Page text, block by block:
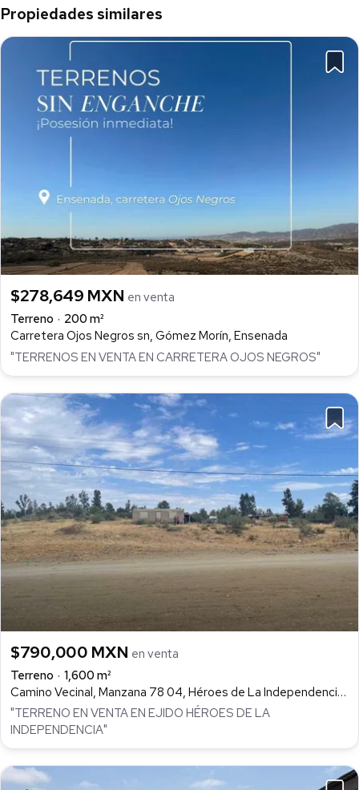
Propiedades similares
$278,649 MXN en venta
Terreno
200 m²
Carretera Ojos Negros sn, Gómez Morín, Ensenada
"TERRENOS EN VENTA EN CARRETERA OJOS NEGROS"
$790,000 MXN en venta
Terreno
1,600 m²
Camino Vecinal, Manzana 78 04, Héroes de La Independencia (Llano Colorado), Ensenada
"TERRENO EN VENTA EN EJIDO HÉROES DE LA
INDEPENDENCIA"